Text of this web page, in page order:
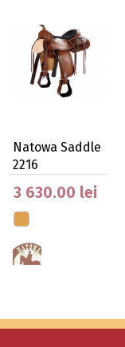
Natowa Saddle
2216
3 630.00 lei